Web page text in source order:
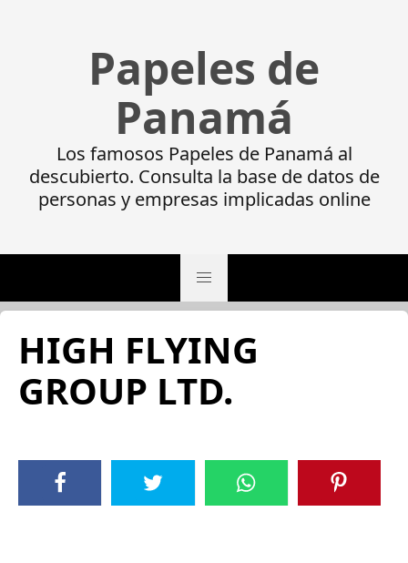
Papeles de
Panamá
Los famosos Papeles de Panamá al
descubierto. Consulta la base de datos de
personas y empresas implicadas online
HIGH FLYING
GROUP LTD.